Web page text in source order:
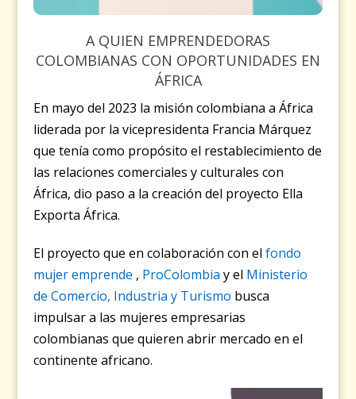
A QUIEN EMPRENDEDORAS
COLOMBIANAS CON OPORTUNIDADES EN
ÁFRICA
En mayo del 2023 la misión colombiana a África
liderada por la vicepresidenta Francia Márquez
que tenía como propósito el restablecimiento de
las relaciones comerciales y culturales con
África, dio paso a la creación del proyecto Ella
Exporta África.
El proyecto que en colaboración con elfondo
mujer emprende , ProColombia y el Ministerio
de Comercio, Industria y Turismo busca
impulsar a las mujeres empresarias
colombianas que quieren abrir mercado en el
continente africano.